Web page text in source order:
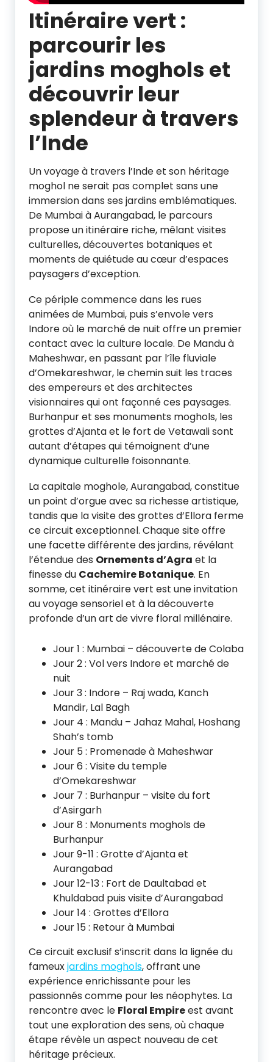
Itinéraire vert :
parcourir les
jardins moghols et
découvrir leur
splendeur à travers
l’Inde
Un voyage à travers l’Inde et son héritage
moghol ne serait pas complet sans une
immersion dans ses jardins emblématiques.
De Mumbai à Aurangabad, le parcours
propose un itinéraire riche, mêlant visites
culturelles, découvertes botaniques et
moments de quiétude au cœur d’espaces
paysagers d’exception.
Ce périple commence dans les rues
animées de Mumbai, puis s’envole vers
Indore où le marché de nuit offre un premier
contact avec la culture locale. De Mandu à
Maheshwar, en passant par l’île fluviale
d’Omekareshwar, le chemin suit les traces
des empereurs et des architectes
visionnaires qui ont façonné ces paysages.
Burhanpur et ses monuments moghols, les
grottes d’Ajanta et le fort de Vetawali sont
autant d’étapes qui témoignent d’une
dynamique culturelle foisonnante.
La capitale moghole, Aurangabad, constitue
un point d’orgue avec sa richesse artistique,
tandis que la visite des grottes d’Ellora ferme
ce circuit exceptionnel. Chaque site offre
une facette différente des jardins, révélant
l’étendue des Ornements d’Agra et la
finesse du Cachemire Botanique. En
somme, cet itinéraire vert est une invitation
au voyage sensoriel et à la découverte
profonde d’un art de vivre floral millénaire.
Jour 1 : Mumbai – découverte de Colaba
Jour 2 : Vol vers Indore et marché de
nuit
Jour 3 : Indore – Raj wada, Kanch
Mandir, Lal Bagh
Jour 4 : Mandu – Jahaz Mahal, Hoshang
Shah’s tomb
Jour 5 : Promenade à Maheshwar
Jour 6 : Visite du temple
d’Omekareshwar
Jour 7 : Burhanpur – visite du fort
d’Asirgarh
Jour 8 : Monuments moghols de
Burhanpur
Jour 9-11 : Grotte d’Ajanta et
Aurangabad
Jour 12-13 : Fort de Daultabad et
Khuldabad puis visite d’Aurangabad
Jour 14 : Grottes d’Ellora
Jour 15 : Retour à Mumbai
Ce circuit exclusif s’inscrit dans la lignée du
fameuxjardins moghols, offrant une
expérience enrichissante pour les
passionnés comme pour les néophytes. La
rencontre avec le Floral Empireest avant
tout une exploration des sens, où chaque
étape révèle un aspect nouveau de cet
héritage précieux.